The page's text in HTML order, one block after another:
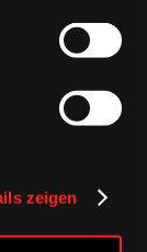
zeigen